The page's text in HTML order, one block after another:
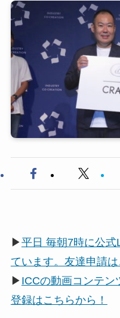
▶平日 毎朝7時に公式
ています。友達申請は
▶ ICCの動画コンテン
登録はこちらから！